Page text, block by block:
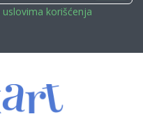
uslovima korišćenja